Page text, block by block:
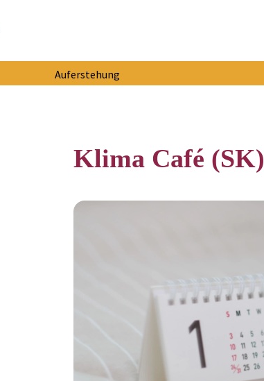
Auferstehung
Klima Café (SK)